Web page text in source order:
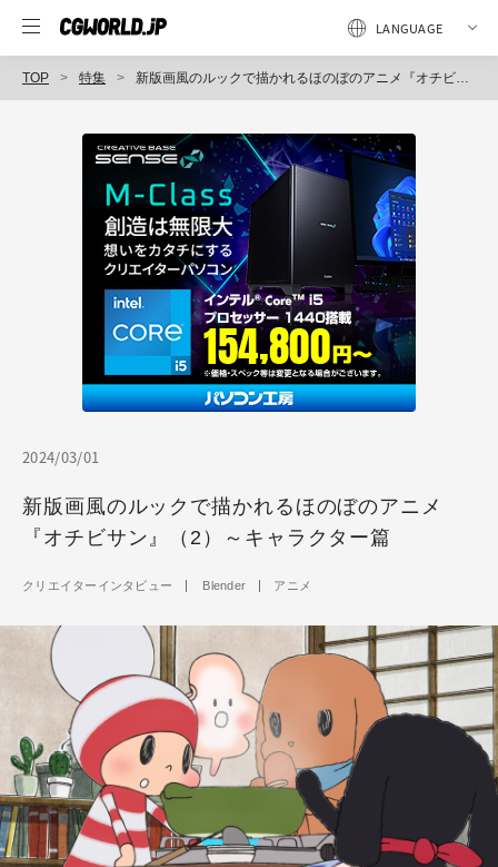
TOP 特集 新版画風のルックで描かれるほのぼのアニメ『オチビサン』（2）～キャラクター篇
2024/03/01
新版画風のルックで描かれるほのぼのアニメ
『オチビサン』（2）～キャラクター篇
クリエイターインタビュー Blender アニメ